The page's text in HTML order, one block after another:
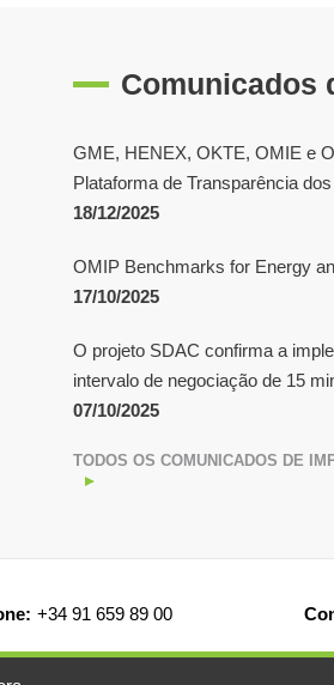
Comunicados
GME, HENEX, OKTE, OMIE e
Plataforma de Transparência
18/12/2025
OMIP Benchmarks for Energy
17/10/2025
O projeto SDAC confirma a
intervalo de negociação de 15
07/10/2025
TODOS OS COMUNICADOS DE
+34 91 659 89 00